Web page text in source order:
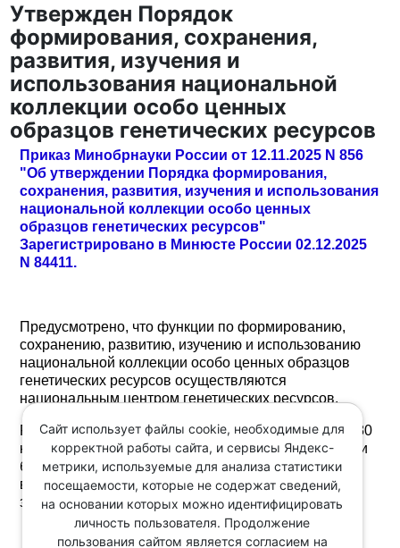
Утвержден Порядок
формирования, сохранения,
развития, изучения и
использования национальной
коллекции особо ценных
образцов генетических ресурсов
Приказ Минобрнауки России от 12.11.2025 N 856
"Об утверждении Порядка формирования,
сохранения, развития, изучения и использования
национальной коллекции особо ценных
образцов генетических ресурсов"
Зарегистрировано в Минюсте России 02.12.2025
N 84411.
Предусмотрено, что функции по формированию,
сохранению, развитию, изучению и использованию
национальной коллекции особо ценных образцов
генетических ресурсов осуществляются
национальным центром генетических ресурсов.
Реализованы положения Федерального закона от 30
ноября 2024 г. N 428-ФЗ "О биоресурсных центрах и
биологических (биоресурсных) коллекциях и о
внесении изменений в статью 29 Федерального
закона "О животном мире".
Сайт использует файлы cookie, необходимые для
корректной работы сайта, и сервисы Яндекс-
метрики, используемые для анализа статистики
посещаемости, которые не содержат сведений,
на основании которых можно идентифицировать
личность пользователя. Продолжение
пользования сайтом является согласием на